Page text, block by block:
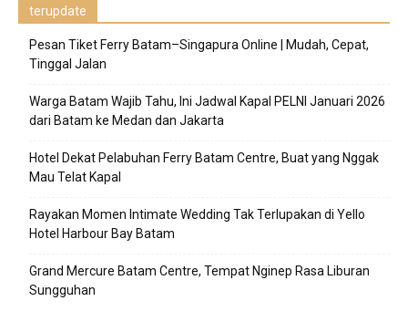
terupdate
Pesan Tiket Ferry Batam–Singapura Online | Mudah, Cepat,
Tinggal Jalan
Warga Batam Wajib Tahu, Ini Jadwal Kapal PELNI Januari 2026
dari Batam ke Medan dan Jakarta
Hotel Dekat Pelabuhan Ferry Batam Centre, Buat yang Nggak
Mau Telat Kapal
Rayakan Momen Intimate Wedding Tak Terlupakan di Yello
Hotel Harbour Bay Batam
Grand Mercure Batam Centre, Tempat Nginep Rasa Liburan
Sungguhan